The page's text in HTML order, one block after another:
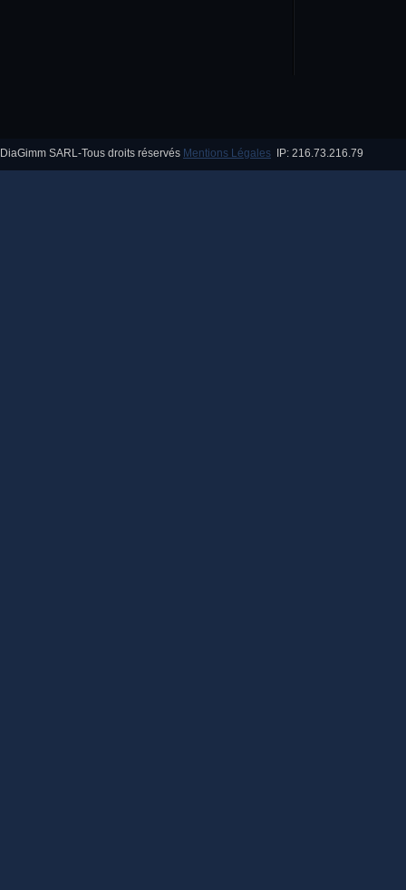
DiaGimm SARL-Tous droits réservés Mentions Légales IP: 216.73.216.79